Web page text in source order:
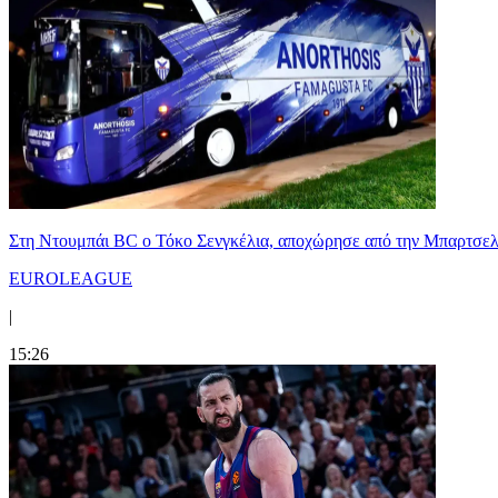
Στη Nτουμπάι BC ο Τόκο Σενγκέλια, αποχώρησε από την
EUROLEAGUE
|
15:26